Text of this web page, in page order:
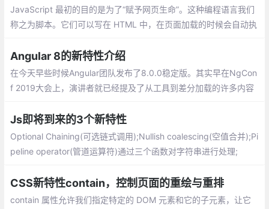
JavaScript 最初的目的是为了“赋予网页生命”。这种编程语言我们
称之为脚本。它们可以写在 HTML 中，在页面加载的时候会自动执
可运行。
Angular 8的新特性介绍
在今天早些时候Angular团队发布了8.0.0稳定版。其实早在NgCon
f 2019大会上，演讲者就已经提及了从工具到差分加载的许多内容
绍，希望可以帮助大家快速了解新版本
Js即将到来的3个新特性
Optional Chaining(可选链式调用);Nullish coalescing(空值合并);Pi
peline operator(管道运算符)通过三个函数对字符串进行处理;
CSS新特性contain，控制页面的重绘与重排
contain 属性允许我们指定特定的 DOM 元素和它的子元素，让它